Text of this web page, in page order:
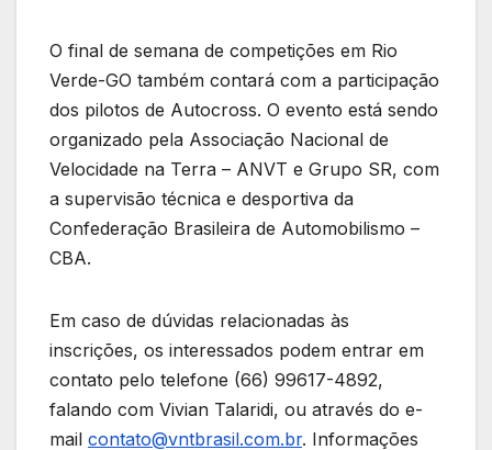
O final de semana de competições em Rio
Verde-GO também contará com a participação
dos pilotos de Autocross. O evento está sendo
organizado pela Associação Nacional de
Velocidade na Terra – ANVT e Grupo SR, com
a supervisão técnica e desportiva da
Confederação Brasileira de Automobilismo –
CBA.
Em caso de dúvidas relacionadas às
inscrições, os interessados podem entrar em
contato pelo telefone (66) 99617-4892,
falando com Vivian Talaridi, ou através do e-
mail contato@vntbrasil.com.br. Informações